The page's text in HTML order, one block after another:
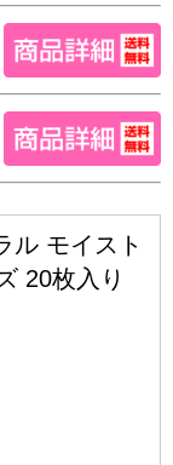
ル モイスト
20枚入り